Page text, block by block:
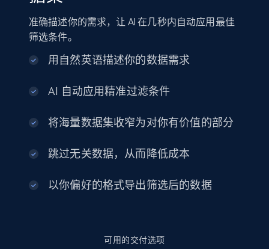
Seller id, URL, Seller name, Description, Detailed
2.5K+ 378+ 立即购买
Seller reviews, Breadcrumbs, Root category, and
准确描述你的需求，让 AI 在几秒内自动应用最佳
筛选条件。
用自然英语描述你的数据需求
AI 自动应用精准过滤条件
将海量数据集收窄为对你有价值的部分
跳过无关数据，从而降低成本
以你偏好的格式导出筛选后的数据
可用的交付选项